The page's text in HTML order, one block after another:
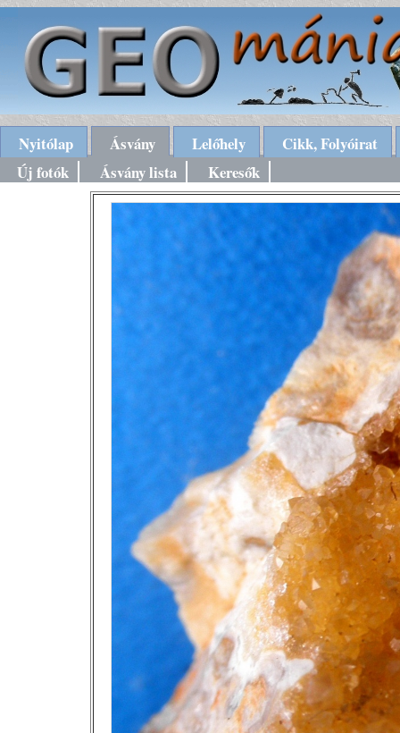
Nyitólap Ásvány Lelőhely
Cikk, Folyóirat
Új fotók
Ásvány lista Keresők